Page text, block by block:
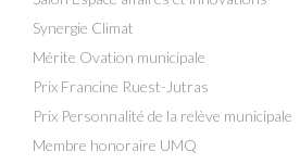
Synergie Climat
Mérite Ovation municipale
Prix Francine Ruest-Jutras
Prix Personnalité de la relève municipale
Membre honoraire UMQ